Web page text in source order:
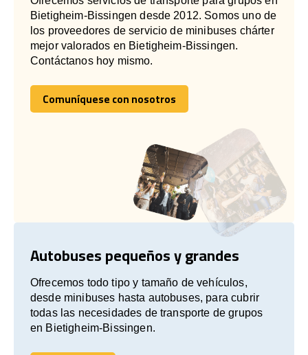
Bietigheim-Bissingen desde 2012. Somos uno de
los proveedores de servicio de minibuses chárter
mejor valorados en Bietigheim-Bissingen.
Contáctanos hoy mismo.
Comuníquese con nosotros
Comuníquese con nosotros
Autobuses pequeños y grandes
Ofrecemos todo tipo y tamaño de vehículos,
desde minibuses hasta autobuses, para cubrir
todas las necesidades de transporte de grupos
en Bietigheim-Bissingen.